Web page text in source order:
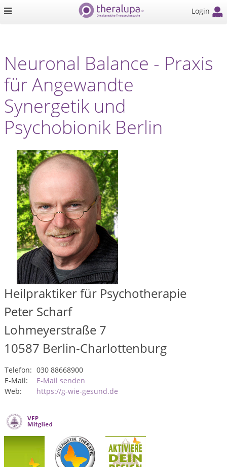
Login
Neuronal Balance - Praxis
für Angewandte
Synergetik und
Psychobionik Berlin
Heilpraktiker für Psychotherapie
Peter Scharf
Lohmeyerstraße 7
10587 Berlin-Charlottenburg
Telefon: 030 88668900
E-Mail:
E-Mail senden
Web:
https://g-wie-gesund.de